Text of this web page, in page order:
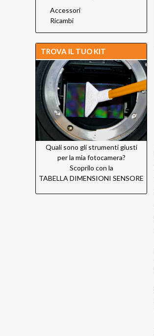
Accessori
Ricambi
TROVA IL TUO KIT
Quali sono gli strumenti giusti
per la mia fotocamera?
Scoprilo con la
TABELLA DIMENSIONI SENSORE